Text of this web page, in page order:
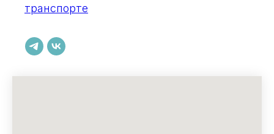
транспорте